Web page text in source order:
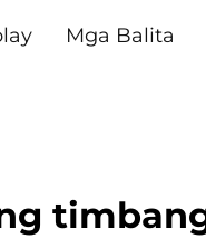
Mga Balita